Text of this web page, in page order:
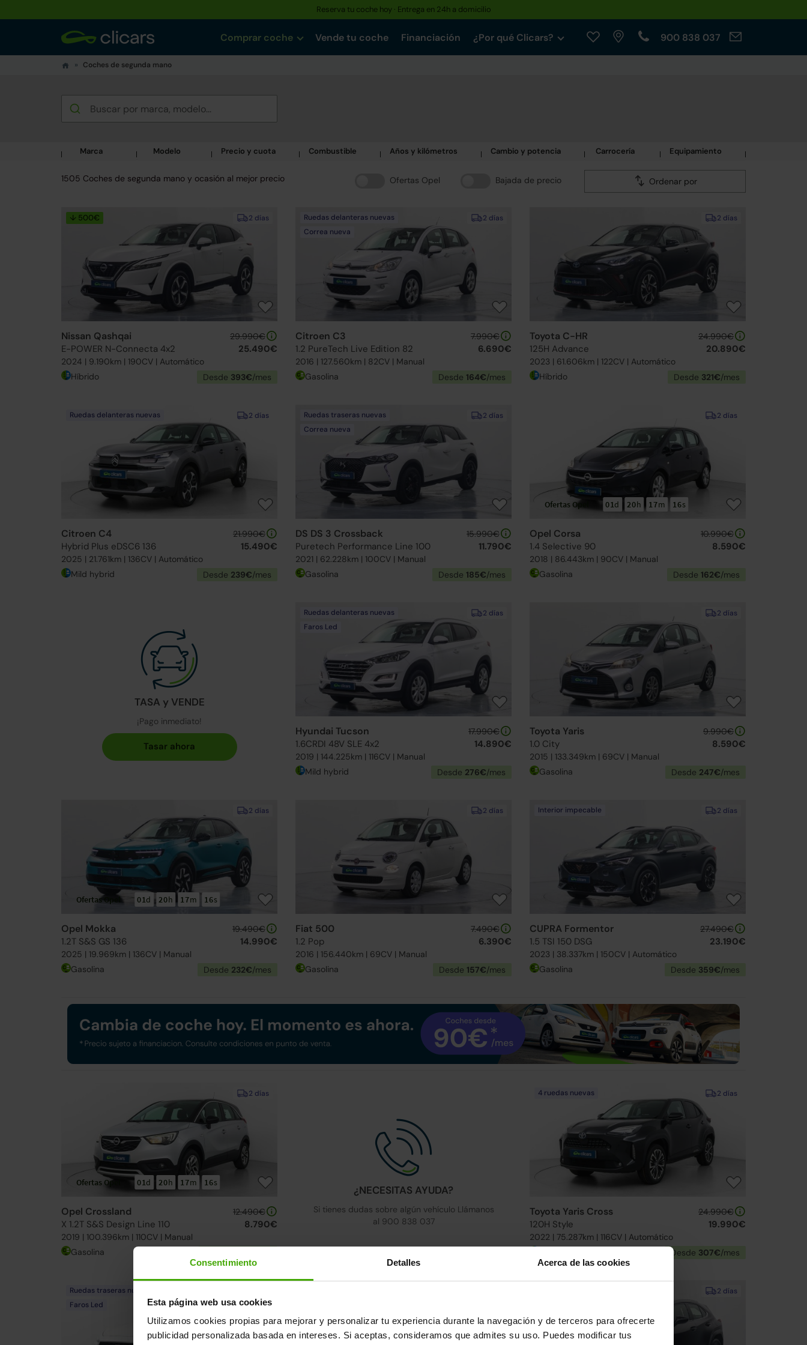
Consentimiento Detalles Acerca de las cookies
Esta página web usa cookies
Utilizamos cookies propias para mejorar y personalizar tu experiencia durante la navegación y de terceros para ofrecerte
publicidad personalizada basada en intereses. Si aceptas, consideramos que admites su uso. Puedes modificar tus
Hasta un 30% más barato que uno nuevo · Garantía de hasta 3 años
Comprar coche Vende tu coche Financiación ¿Por qué Clicars? 900 838 037
Coches de segunda mano
Marca Modelo Precio y cuota Combustible Años y kilómetros Cambio y potencia Carrocería Equipamiento
Ofertas Opel Bajada de precio Ordenar por
1505 Coches de segunda mano y ocasión al mejor precio
2 días
↓ 500€
Nissan Qashqai
E-POWER N-Connecta 4x2
2024 | 9.190km | 190CV | Automático
29.990€
25.490€
Híbrido Desde 393€/mes
2 días
Ruedas delanteras nuevas
Correa nueva
Citroen C3
1.2 PureTech Live Edition 82
2016 | 127.560km | 82CV | Manual
7.990€
6.690€
Gasolina Desde 164€/mes
2 días
Toyota C-HR
125H Advance
2023 | 61.606km | 122CV | Automático
24.990€
20.890€
Híbrido Desde 321€/mes
2 días
Ruedas delanteras nuevas
Citroen C4
Hybrid Plus eDSC6 136
2025 | 21.761km | 136CV | Automático
21.990€
15.490€
Mild hybrid Desde 239€/mes
2 días
Ruedas traseras nuevas
Correa nueva
DS DS 3 Crossback
Puretech Performance Line 100
2021 | 62.228km | 100CV | Manual
15.990€
11.790€
Gasolina Desde 185€/mes
2 días
Ofertas Opel 01d 20h 17m 14s
Opel Corsa
1.4 Selective 90
2018 | 86.443km | 90CV | Manual
10.990€
8.590€
Gasolina Desde 162€/mes
TASA y VENDE
¡Pago inmediato!
2 días
Ruedas delanteras nuevas
Faros Led
Hyundai Tucson
1.6CRDI 48V SLE 4x2
2019 | 144.225km | 116CV | Manual
17.990€
14.890€
Mild hybrid Desde 276€/mes
2 días
Toyota Yaris
1.0 City
2015 | 133.349km | 69CV | Manual
9.990€
8.590€
Gasolina Desde 247€/mes
2 días
Ofertas Opel 01d 20h 17m 14s
Opel Mokka
1.2T S&S GS 136
2025 | 19.969km | 136CV | Manual
19.490€
14.990€
Gasolina Desde 232€/mes
2 días
Fiat 500
1.2 Pop
2016 | 156.440km | 69CV | Manual
7.490€
6.390€
Gasolina Desde 157€/mes
2 días
Interior impecable
CUPRA Formentor
1.5 TSI 150 DSG
2023 | 38.337km | 150CV | Automático
27.490€
23.190€
Gasolina Desde 359€/mes
2 días
Ofertas Opel 01d 20h 17m 14s
Opel Crossland
X 1.2T S&S Design Line 110
2019 | 100.396km | 110CV | Manual
12.490€
8.790€
Gasolina
¿NECESITAS AYUDA?
Si tienes dudas sobre algún vehículo Llámanos
al 900 838 037
2 días
4 ruedas nuevas
Toyota Yaris Cross
120H Style
2022 | 75.287km | 116CV | Automático
24.990€
19.990€
Desde 307€/mes
Ruedas traseras nuevas
Faros Led
2 días